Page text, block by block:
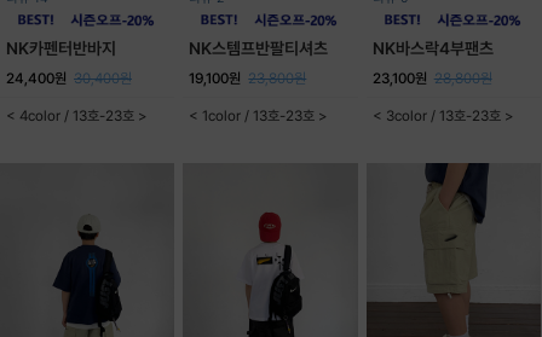
NK카펜터반바지
24,400원 30,400원
< 4color / 13호-23호 >
NK스템프반팔티셔츠
19,100원 23,800원
< 1color / 13호-23호 >
NK바스락4부팬츠
23,100원 28,800원
< 3color / 13호-23호 >